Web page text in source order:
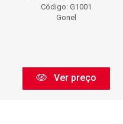
Código: G1001
Gonel
Ver preço